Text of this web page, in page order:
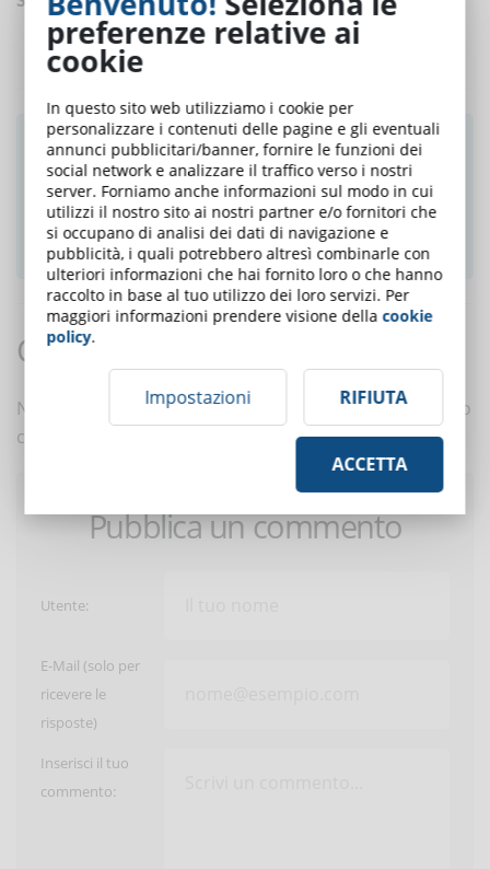
Ti è piaciuto questo articolo? Iscriviti alla
newsletter e ricevi le notizie settimanali!
ISCRIVITI ALLA NEWSLETTER
Commenti:
Nessun commento è ancora presente. Scrivi tu il primo
commento a questo articolo!
Pubblica un commento
Utente:
E-Mail (solo per
ricevere le
risposte)
Inserisci il tuo
commento:
preferenze relative ai
cookie
In questo sito web utilizziamo i cookie per
personalizzare i contenuti delle pagine e gli eventuali
annunci pubblicitari/banner, fornire le funzioni dei
social network e analizzare il traffico verso i nostri
server. Forniamo anche informazioni sul modo in cui
utilizzi il nostro sito ai nostri partner e/o fornitori che
si occupano di analisi dei dati di navigazione e
pubblicità, i quali potrebbero altresì combinarle con
ulteriori informazioni che hai fornito loro o che hanno
raccolto in base al tuo utilizzo dei loro servizi. Per
maggiori informazioni prendere visione dellacookie
policy.
Impostazioni RIFIUTA
ACCETTA